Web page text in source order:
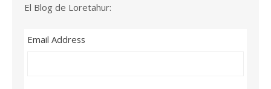
El Blog de Loretahur:
Email Address